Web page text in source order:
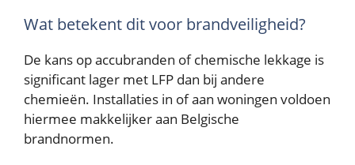
Wat betekent dit voor brandveiligheid?
De kans op accubranden of chemische lekkage is
significant lager met LFP dan bij andere
chemieën. Installaties in of aan woningen voldoen
hiermee makkelijker aan Belgische
brandnormen.